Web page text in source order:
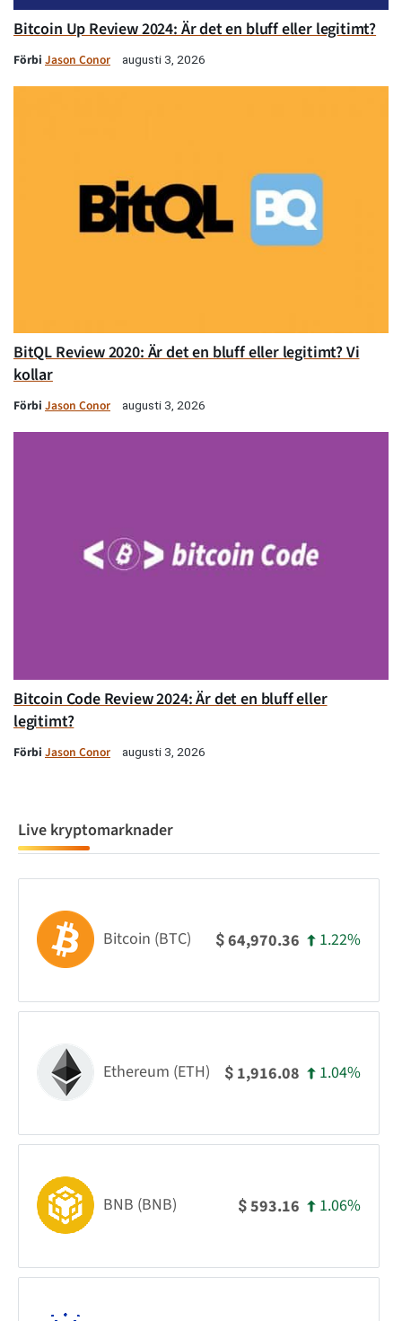
Bitcoin Up Review 2024: Är det en bluff eller legitimt?
Förbi Jason Conor augusti 3, 2026
BitQL Review 2020: Är det en bluff eller legitimt? Vi
kollar
Förbi Jason Conor augusti 3, 2026
Bitcoin Code Review 2024: Är det en bluff eller
legitimt?
Förbi Jason Conor augusti 3, 2026
Live kryptomarknader
Bitcoin (BTC) $64,970.36 1.22%
Ethereum (ETH) $ 1,916.08 1.04%
BNB (BNB) $593.16 1.06%